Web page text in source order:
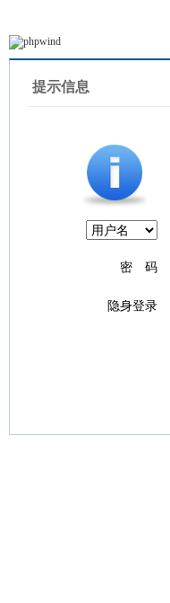
提示信息
密 码
隐身登录